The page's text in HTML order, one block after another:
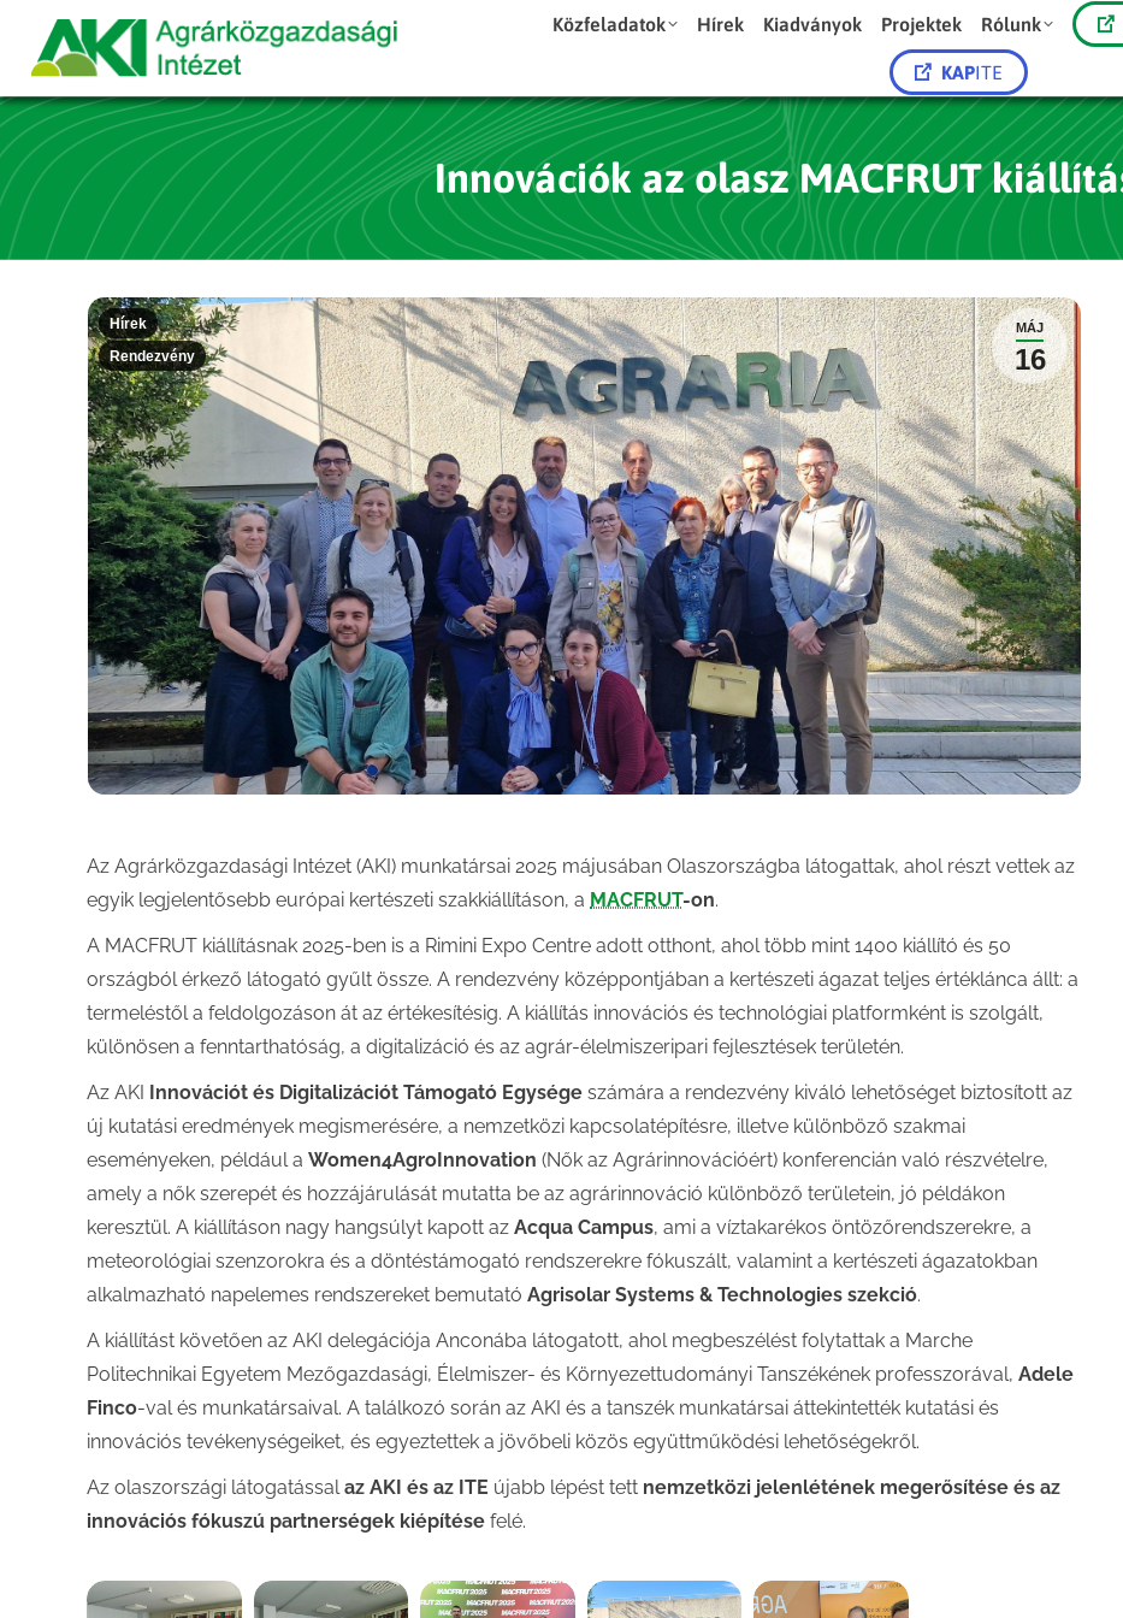
Közfeladatok Hírek Kiadványok Projektek Rólunk
KAPITE
Innovációk az olasz MACFRUT
MÁJ
16
Hírek
Rendezvény
Az Agrárközgazdasági Intézet (AKI) munkatársai 2025 májusában Olaszországba látogattak, ahol részt vettek az
egyik legjelentősebb európai kertészeti szakkiállításon, a MACFRUT-on.
A MACFRUT kiállításnak 2025-ben is a Rimini Expo Centre adott otthont, ahol több mint 1400 kiállító és 50
országból érkező látogató gyűlt össze. A rendezvény középpontjában a kertészeti ágazat teljes értéklánca állt: a
termeléstől a feldolgozáson át az értékesítésig. A kiállítás innovációs és technológiai platformként is szolgált,
különösen a fenntarthatóság, a digitalizáció és az agrár-élelmiszeripari fejlesztések területén.
Az AKI Innovációt és Digitalizációt Támogató Egysége számára a rendezvény kiváló lehetőséget biztosított az
új kutatási eredmények megismerésére, a nemzetközi kapcsolatépítésre, illetve különböző szakmai
eseményeken, például a Women4AgroInnovation (Nők az Agrárinnovációért) konferencián való részvételre,
amely a nők szerepét és hozzájárulását mutatta be az agrárinnováció különböző területein, jó példákon
keresztül. A kiállításon nagy hangsúlyt kapott az Acqua Campus, ami a víztakarékos öntözőrendszerekre, a
meteorológiai szenzorokra és a döntéstámogató rendszerekre fókuszált, valamint a kertészeti ágazatokban
alkalmazható napelemes rendszereket bemutató Agrisolar Systems & Technologies szekció.
A kiállítást követően az AKI delegációja Anconába látogatott, ahol megbeszélést folytattak a Marche
Politechnikai Egyetem Mezőgazdasági, Élelmiszer- és Környezettudományi Tanszékének professzorával, Adele
Finco-val és munkatársaival. A találkozó során az AKI és a tanszék munkatársai áttekintették kutatási és
innovációs tevékenységeiket, és egyeztettek a jövőbeli közös együttműködési lehetőségekről.
Az olaszországi látogatással az AKI és az ITE újabb lépést tett nemzetközi jelenlétének megerősítése és az
innovációs fókuszú partnerségek kiépítése felé.